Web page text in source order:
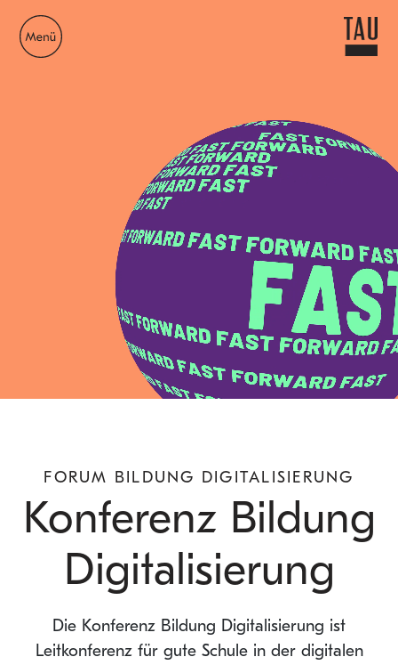
FORUM BILDUNG DIGITALISIERUNG
Konferenz Bildung
Digitalisierung
Die Konferenz Bildung Digitalisierung ist
Leitkonferenz für gute Schule in der digitalen